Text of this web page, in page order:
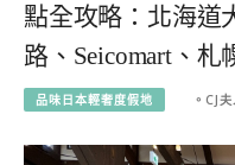
點全攻略：北海道
路、Seicomart、
品味日本輕奢度假地 。CJ夫